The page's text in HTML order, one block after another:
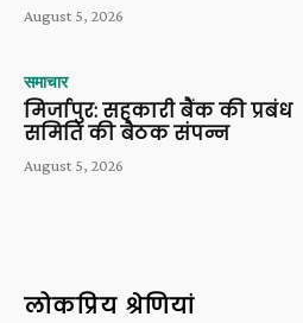
August 5, 2026
समाचार
मिर्जापुर: सहकारी बैंक की प्रबंध
समिति की बैठक संपन्न
August 5, 2026
लोकप्रिय श्रेणियां